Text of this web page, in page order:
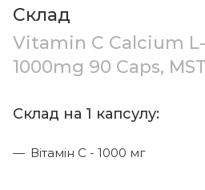
Склад
Vitamin C Calcium
1000mg 90 Caps,
Склад на 1 капсулу:
Вітамін С - 1000 мг